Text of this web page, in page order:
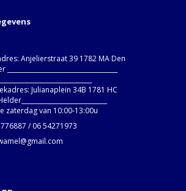
Anjelierstraat 39 1782 MA Den
Julianaplein 34B 1781 HC
zaterdag van 10:00-13:00u
/ 06 54271973